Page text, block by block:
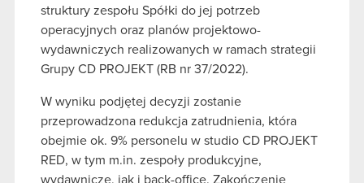
struktury zespołu Spółki do jej potrzeb
operacyjnych oraz planów projektowo-
wydawniczych realizowanych w ramach strategii
Grupy CD PROJEKT (RB nr 37/2022).
W wyniku podjętej decyzji zostanie
przeprowadzona redukcja zatrudnienia, która
obejmie ok. 9% personelu w studio CD PROJEKT
RED, w tym m.in. zespoły produkcyjne,
wydawnicze, jak i back-office. Zakończenie